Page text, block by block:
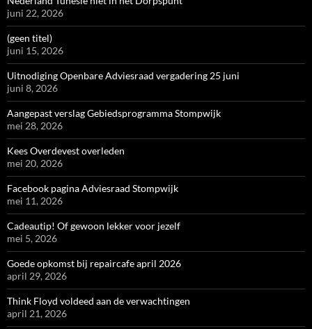
juni 22, 2026
(geen titel)
juni 15, 2026
Uitnodiging Openbare Adviesraad vergadering 25 juni
juni 8, 2026
Aangepast verslag Gebiedsprogramma Stompwijk
mei 28, 2026
Kees Overdevest overleden
mei 20, 2026
Facebook pagina Adviesraad Stompwijk
mei 11, 2026
Cadeautip! Of gewoon lekker voor jezelf
mei 5, 2026
Goede opkomst bij repaircafe april 2026
april 29, 2026
Think Floyd voldeed aan de verwachtingen
april 21, 2026